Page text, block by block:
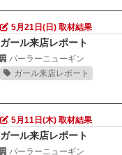
5月21日(日) 取材結果
ガール来店レポート
パーラーニューギン
ガール来店レポート
5月11日(木) 取材結果
ガール来店レポート
パーラーニューギン